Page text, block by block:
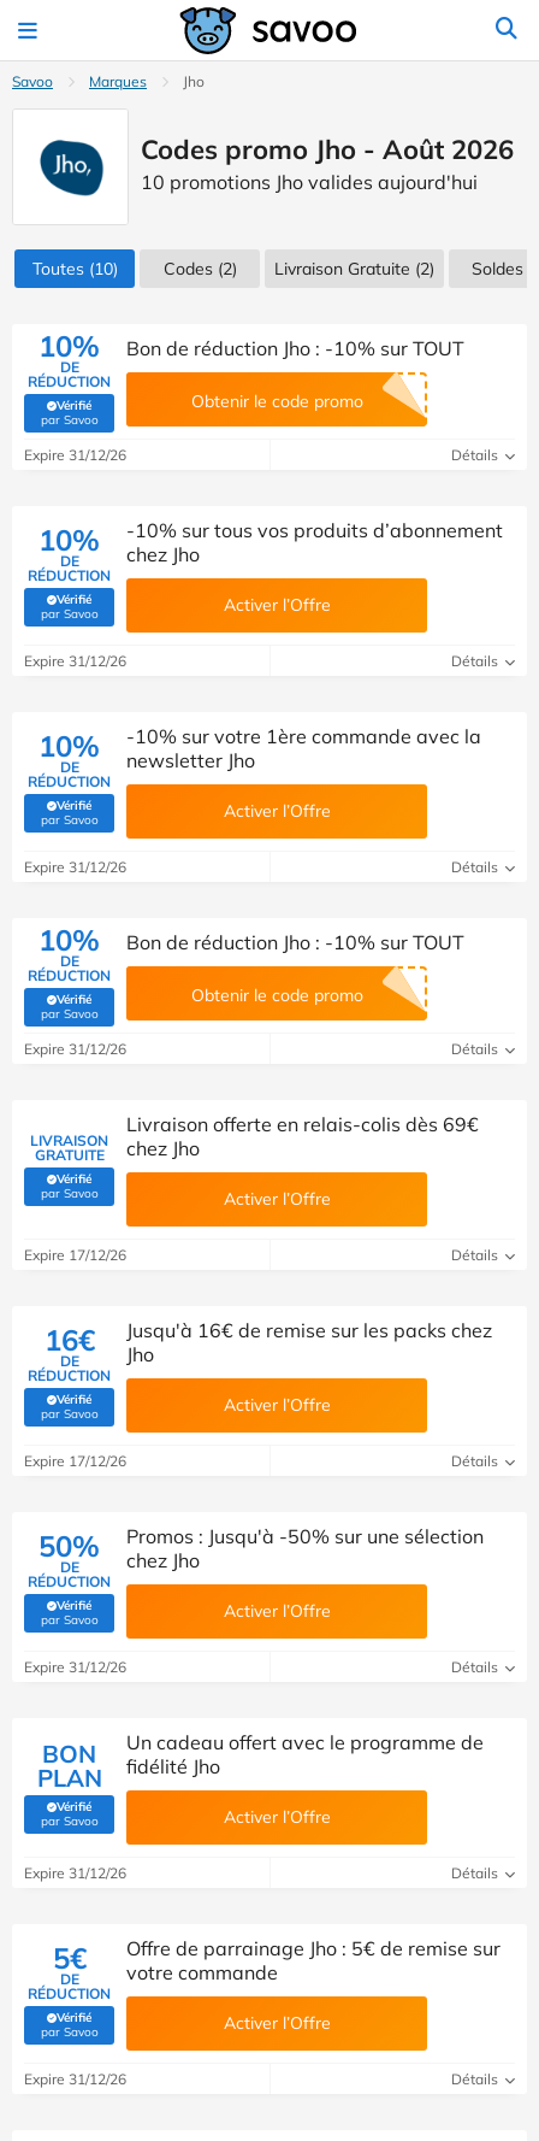
Savoo Marques Jho
Codes promo Jho - Août 2026
10 promotions Jho valides aujourd'hui
Toutes(10) Codes(2) Livraison Gratuite (2) Soldes
10%
DE
RÉDUCTION
Vérifié
par Savoo(Vérifié par Savoo)
Bon de réduction Jho : -10% sur TOUT
Obtenir le code promo
Expire 31/12/26 Détails
10%
DE
RÉDUCTION
Vérifié
par Savoo(Vérifié par Savoo)
-10% sur tous vos produits d’abonnement
chez Jho
Activer l’Offre
Expire 31/12/26 Détails
10%
DE
RÉDUCTION
Vérifié
par Savoo(Vérifié par Savoo)
-10% sur votre 1ère commande avec la
newsletter Jho
Activer l’Offre
Expire 31/12/26 Détails
10%
DE
RÉDUCTION
Vérifié
par Savoo(Vérifié par Savoo)
Bon de réduction Jho : -10% sur TOUT
Obtenir le code promo
Expire 31/12/26 Détails
LIVRAISON
GRATUITE
Vérifié
par Savoo(Vérifié par Savoo)
Livraison offerte en relais-colis dès 69€
chez Jho
Activer l’Offre
Expire 17/12/26 Détails
16€
DE
RÉDUCTION
Vérifié
par Savoo(Vérifié par Savoo)
Jusqu'à 16€ de remise sur les packs chez
Jho
Activer l’Offre
Expire 17/12/26 Détails
50%
DE
RÉDUCTION
Vérifié
par Savoo(Vérifié par Savoo)
Promos : Jusqu'à -50% sur une sélection
chez Jho
Activer l’Offre
Expire 31/12/26 Détails
BON
PLAN
Vérifié
par Savoo(Vérifié par Savoo)
Un cadeau offert avec le programme de
fidélité Jho
Activer l’Offre
Expire 31/12/26 Détails
5€
DE
RÉDUCTION
Vérifié
par Savoo(Vérifié par Savoo)
Offre de parrainage Jho : 5€ de remise sur
votre commande
Activer l’Offre
Expire 31/12/26 Détails